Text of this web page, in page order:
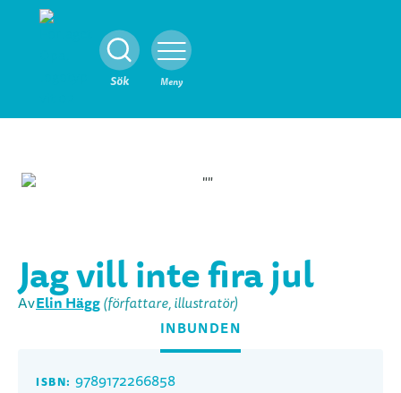
Sök
Stäng Meny
Jag vill inte fira jul
AvElin Hägg(författare, illustratör)
INBUNDEN
ISBN: 9789172266858